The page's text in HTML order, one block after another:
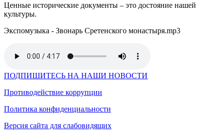
Ценные исторические документы – это достояние нашей
культуры.
Экспомузыка - Звонарь Сретенского монастыря.mp3
ПОДПИШИТЕСЬ НА НАШИ НОВОСТИ
Противодействие коррупции
Политика конфиденциальности
Версия сайта для слабовидящих